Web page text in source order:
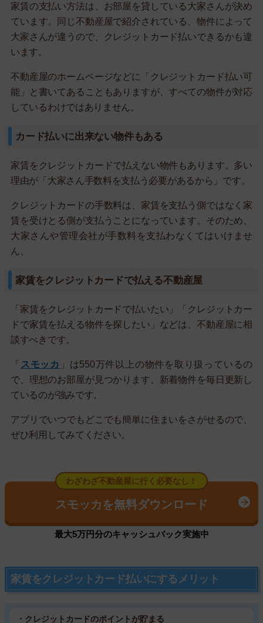
家賃の支払い方法は、お部屋を貸している大家さんが決め
ています。同じ不動産屋で紹介されている、物件によって
大家さんが違うので、クレジットカード払いできるかも違
います。
不動産屋のホームページなどに「クレジットカード払い可
能」と書いてあることもありますが、すべての物件が対応
しているわけではありません。
カード払いに出来ない物件もある
家賃をクレジットカードで払えない物件もあります。多い
理由が「大家さん手数料を支払う必要があるから」です。
クレジットカードの手数料は、家賃を支払う側ではなく家
賃を受けとる側が支払うことになっています。そのため、
大家さんや管理会社が手数料を支払わなくてはいけませ
ん、
家賃をクレジットカードで払える不動産屋
「家賃をクレジットカードで払いたい」「クレジットカー
ドで家賃を払える物件を探したい」などは、不動産屋に相
談すべきです。
「 スモッカ 」は550万件以上の物件を取り扱っているの
で、理想のお部屋が見つかります。新着物件を毎日更新し
ているのが強みです。
アプリでいつでもどこでも簡単に住まいをさがせるので、
ぜひ利用してみてください。
わざわざ不動産屋に行く必要なし！
スモッカを無料ダウンロード
最大5万円分のキャッシュバック実施中
家賃をクレジットカード払いにするメリット
・クレジットカードのポイントが貯まる